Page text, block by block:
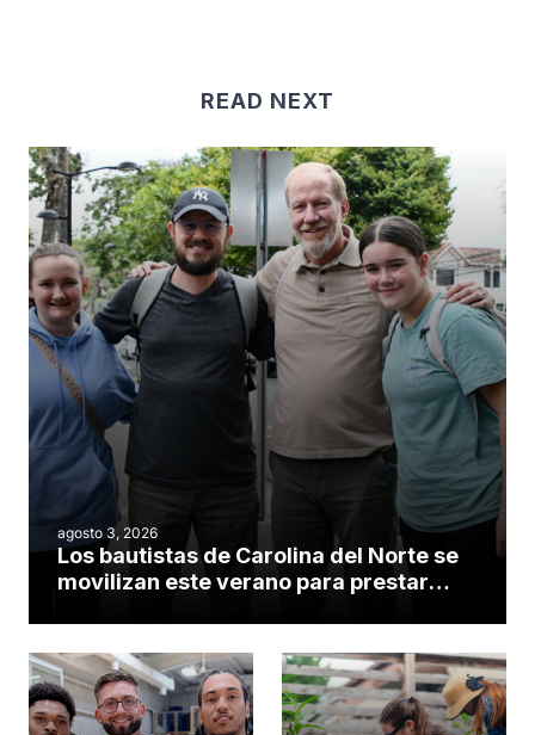
READ NEXT
agosto 3, 2026
Los bautistas de Carolina del Norte se
movilizan este verano para prestar